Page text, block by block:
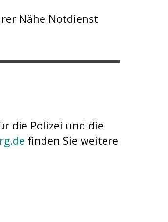
Nähe Notdienst
die Polizei und die
finden Sie weitere